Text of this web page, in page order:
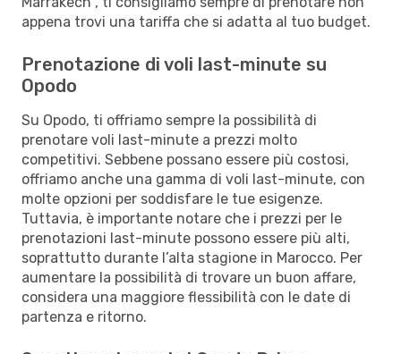
appena trovi una tariffa che si adatta al tuo budget.
Prenotazione di voli last-minute su
Opodo
Su Opodo, ti offriamo sempre la possibilità di
prenotare voli last-minute a prezzi molto
competitivi. Sebbene possano essere più costosi,
offriamo anche una gamma di voli last-minute, con
molte opzioni per soddisfare le tue esigenze.
Tuttavia, è importante notare che i prezzi per le
prenotazioni last-minute possono essere più alti,
soprattutto durante l’alta stagione in Marocco. Per
aumentare la possibilità di trovare un buon affare,
considera una maggiore flessibilità con le date di
partenza e ritorno.